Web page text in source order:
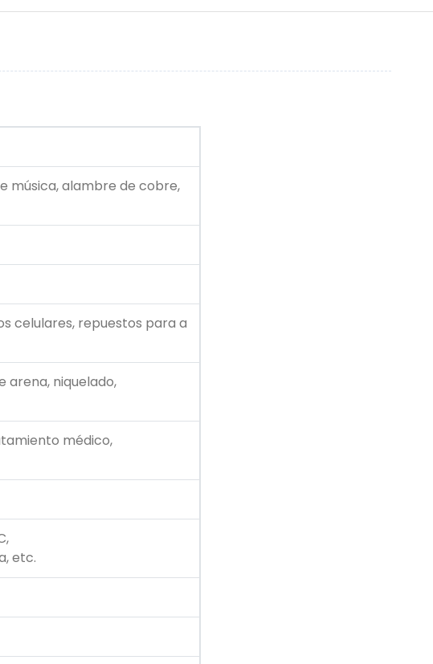
música, alambre de cobre,
celulares, repuestos para a
arena, niquelado,
médico,
etc.